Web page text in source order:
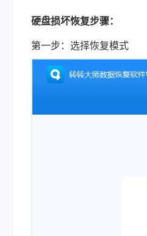
硬盘损坏恢复步骤：
第一步：选择恢复模式